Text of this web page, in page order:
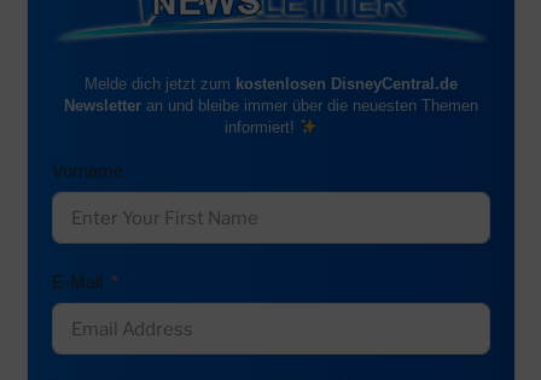
Melde dich jetzt zum kostenlosen DisneyCentral.de
Newsletteran und bleibe immer über die neuesten Themen
informiert!
Vorname
E-Mail